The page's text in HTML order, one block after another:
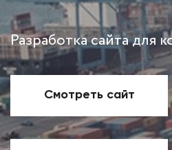
Разработка сайта
Смотреть сайт